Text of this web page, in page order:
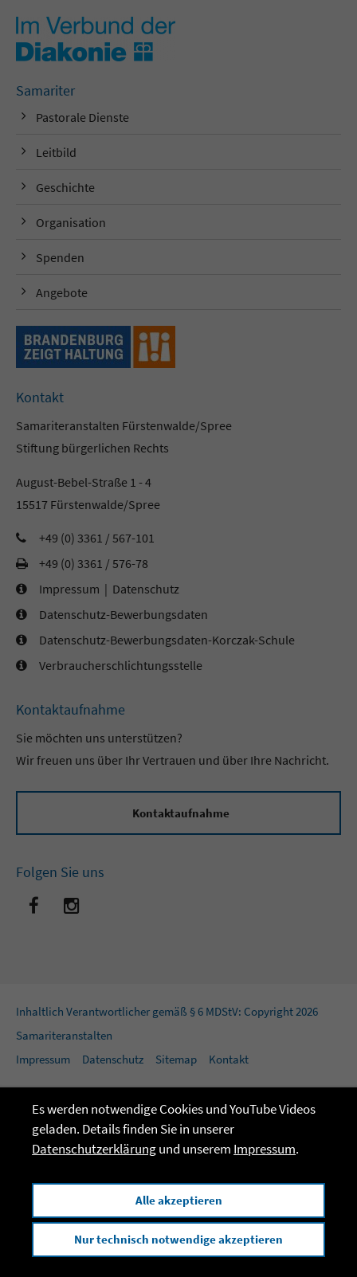
Samariter
Pastorale Dienste
Leitbild
Geschichte
Organisation
Spenden
Angebote
Kontakt
Samariteranstalten Fürstenwalde/Spree
Stiftung bürgerlichen Rechts
August-Bebel-Straße 1 - 4
15517 Fürstenwalde/Spree
+49 (0) 3361 / 567-101
+49 (0) 3361 / 576-78
Impressum | Datenschutz
Datenschutz-Bewerbungsdaten
Datenschutz-Bewerbungsdaten-Korczak-Schule
Verbraucherschlichtungsstelle
Kontaktaufnahme
Sie möchten uns unterstützen?
Wir freuen uns über Ihr Vertrauen und über Ihre Nachricht.
Kontaktaufnahme
Folgen Sie uns
Inhaltlich Verantwortlicher gemäß § 6 MDStV: Copyright 2026
Samariteranstalten
Impressum
Datenschutz Sitemap Kontakt
Es werden notwendige Cookies und YouTube Videos
geladen. Details finden Sie in unserer
Datenschutzerklärungund unserem Impressum.
Alle akzeptieren
Nur technisch notwendige akzeptieren